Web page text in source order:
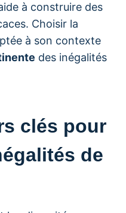
à construire des
Choisir la
à son contexte
des inégalités
clés pour
de